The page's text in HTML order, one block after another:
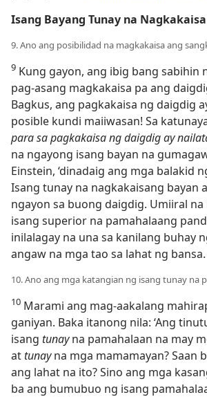
Isang Bayang Tunay na Nagkakaisa
9. Ano ang posibilidad na magkakaisa ang
9 Kung gayon, ang ibig bang sabihin
pag-asang magkakaisa pa ang
Bagkus, ang pagkakaisa ng daigdig
posible kundi maiiwasan! Sa
para sa pagkakaisa ng daigdig ay
na ngayong isang bayan na
Einstein, ‘dinadaig ang mga balakid
Isang tunay na nagkakaisang bayan
ngayon sa buong daigdig. Umiiral na
isang superior na pamahalaang
inilalagay na una sa kanilang buhay
angaw na mga tao sa lahat ng bansa.
10. Ano ang mga katangian ng isang tunay na
10 Marami ang mag-aakalang
ganiyan. Baka itanong nila: ‘Ang
isang tunayna pamahalaan na may
at tunayna mga mamamayan? Saan
ang lahat na ito? Sino ang mga
ba ang bumubuo ng isang